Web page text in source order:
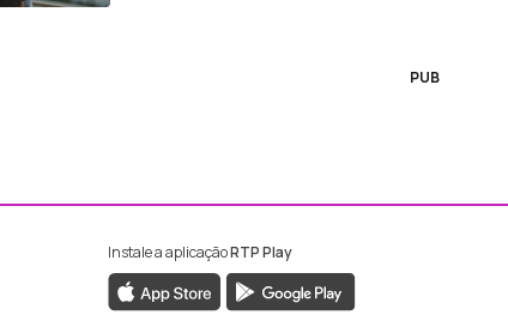
PUB
da RTP Madeira
da RTP Madeira
Instale a aplicaçãoRTP Play